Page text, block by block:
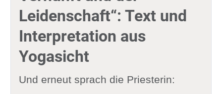
Leidenschaft“: Text und
Interpretation aus
Yogasicht
Und erneut sprach die Priesterin: